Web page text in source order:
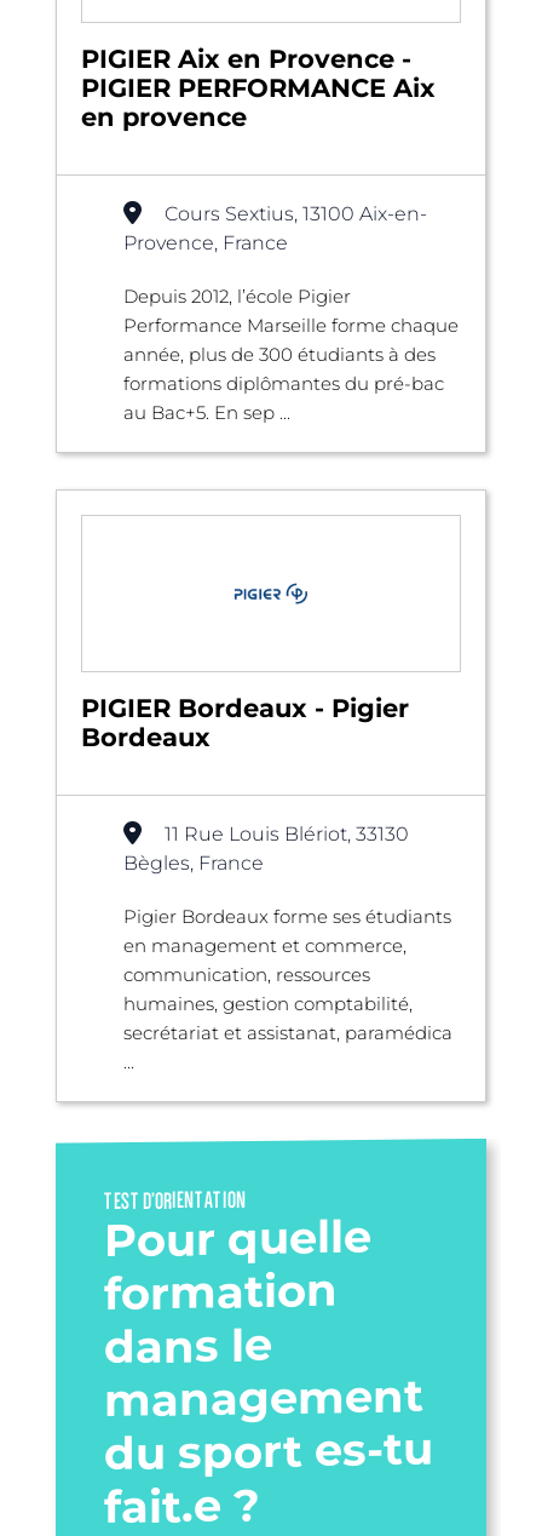
PIGIER Aix en Provence -
PIGIER PERFORMANCE Aix
en provence
Cours Sextius, 13100 Aix-en-
Provence, France
Depuis 2012, l’école Pigier
Performance Marseille forme chaque
année, plus de 300 étudiants à des
formations diplômantes du pré-bac
au Bac+5. En sep ...
PIGIER Bordeaux - Pigier
Bordeaux
11 Rue Louis Blériot, 33130
Bègles, France
Pigier Bordeaux forme ses étudiants
en management et commerce,
communication, ressources
humaines, gestion comptabilité,
secrétariat et assistanat, paramédica
...
TEST D’ORIENTATION
Pour quelle
formation
dans le
management
du sport es-tu
fait.e ?